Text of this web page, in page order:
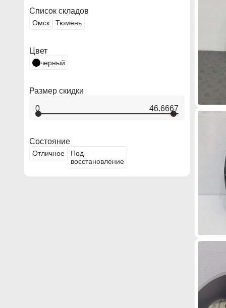
Список складов
Омск Тюмень
Цвет
черный
Размер скидки
0 46.6667
Состояние
Отличное
Под
воccтановление